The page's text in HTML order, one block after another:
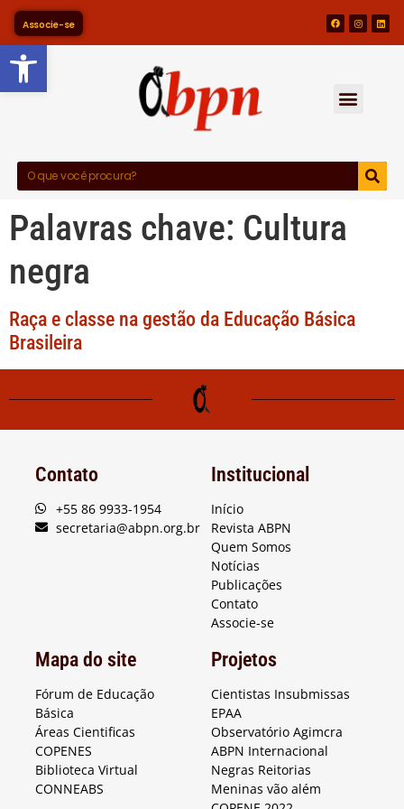
Barra de Ferramentas
Associe-se
Palavras chave: Cultura
negra
Raça e classe na gestão da Educação Básica
Brasileira
Contato
+55 86 9933-1954
secretaria@abpn.org.br
Institucional
Início
Revista ABPN
Quem Somos
Notícias
Publicações
Contato
Associe-se
Mapa do site
Fórum de Educação
Básica
Áreas Cientificas
COPENES
Biblioteca Virtual
CONNEABS
Projetos
Cientistas Insubmissas
EPAA
Observatório Agimcra
ABPN Internacional
Negras Reitorias
Meninas vão além